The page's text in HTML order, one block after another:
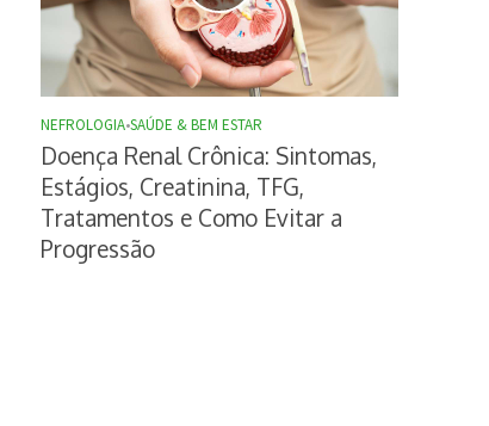
NEFROLOGIA•SAÚDE & BEM ESTAR
Doença Renal Crônica: Sintomas,
Estágios, Creatinina, TFG,
Tratamentos e Como Evitar a
Progressão